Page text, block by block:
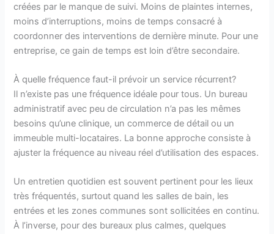
créées par le manque de suivi. Moins de plaintes internes,
moins d’interruptions, moins de temps consacré à
coordonner des interventions de dernière minute. Pour une
entreprise, ce gain de temps est loin d’être secondaire.
À quelle fréquence faut-il prévoir un service récurrent?
Il n’existe pas une fréquence idéale pour tous. Un bureau
administratif avec peu de circulation n’a pas les mêmes
besoins qu’une clinique, un commerce de détail ou un
immeuble multi-locataires. La bonne approche consiste à
ajuster la fréquence au niveau réel d’utilisation des espaces.
Un entretien quotidien est souvent pertinent pour les lieux
très fréquentés, surtout quand les salles de bain, les
entrées et les zones communes sont sollicitées en continu.
À l’inverse, pour des bureaux plus calmes, quelques